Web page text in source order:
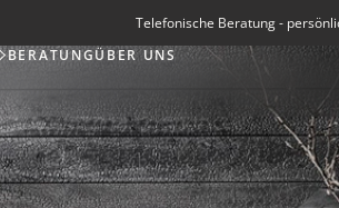
Telefonische Beratung -
BERATUNGÜBER UNS